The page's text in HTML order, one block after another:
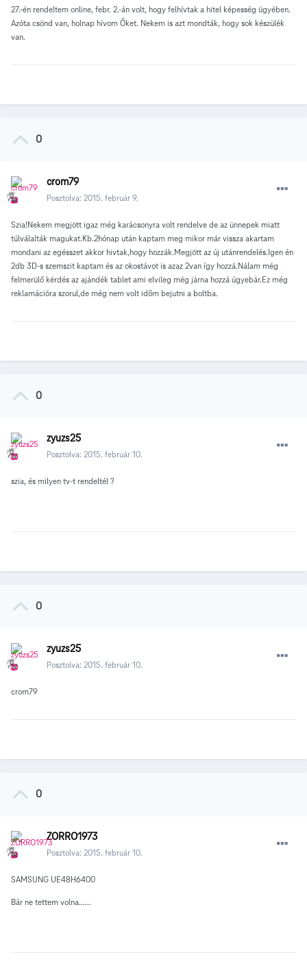
27.-én rendeltem online, febr. 2.-án volt, hogy felhívtak a hitel képesség ügyében.
Azóta csönd van, holnap hívom Őket. Nekem is azt mondták, hogy sok készülék
van.
0
crom79
Posztolva: 2015. február 9.
Szia!Nekem megjött igaz még karácsonyra volt rendelve de az ünnepek miatt
túlválalták magukat.Kb.2hónap után kaptam meg mikor már vissza akartam
mondani az egésszet akkor hivtak,hogy hozzák.Megjött az új utánrendelés.Igen én
2db 3D-s szemszit kaptam és az okostávot is azaz 2van így hozzá.Nálam még
felmerülő kérdés az ajándék tablet ami elvileg még járna hozzá úgyebár.Ez még
reklamációra szorul,de még nem volt időm bejutni a boltba.
0
zyuzs25
Posztolva: 2015. február 10.
szia, és milyen tv-t rendeltél ?
0
zyuzs25
Posztolva: 2015. február 10.
crom79
0
ZORRO1973
Posztolva: 2015. február 10.
SAMSUNG UE48H6400
Bár ne tettem volna......